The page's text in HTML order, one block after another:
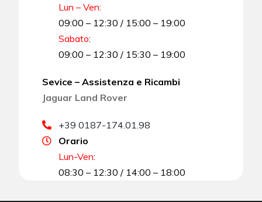
Lun – Ven:
09:00 – 12:30 / 15:00 – 19:00
Sabato:
09:00 – 12:30 / 15:30 – 19:00
Sevice – Assistenza e Ricambi
Jaguar Land Rover
+39 0187-174.01.98
Orario
Lun-Ven:
08:30 – 12:30 / 14:00 – 18:00